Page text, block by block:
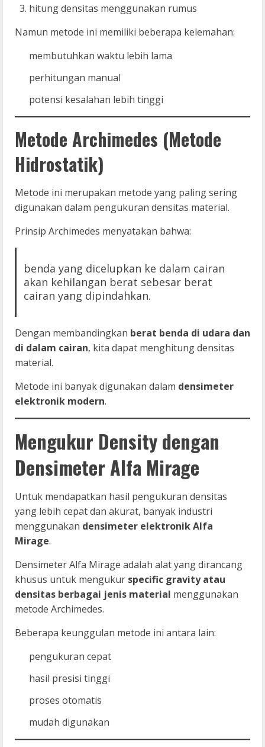
hitung densitas menggunakan rumus
Namun metode ini memiliki beberapa kelemahan:
membutuhkan waktu lebih lama
perhitungan manual
potensi kesalahan lebih tinggi
Metode Archimedes (Metode
Hidrostatik)
Metode ini merupakan metode yang paling sering
digunakan dalam pengukuran densitas material.
Prinsip Archimedes menyatakan bahwa:
benda yang dicelupkan ke dalam cairan
akan kehilangan berat sebesar berat
cairan yang dipindahkan.
Dengan membandingkan berat benda di udara dan
di dalam cairan, kita dapat menghitung densitas
material.
Metode ini banyak digunakan dalam densimeter
elektronik modern.
Mengukur Density dengan
Densimeter Alfa Mirage
Untuk mendapatkan hasil pengukuran densitas
yang lebih cepat dan akurat, banyak industri
menggunakan densimeter elektronik Alfa
Mirage.
Densimeter Alfa Mirage adalah alat yang dirancang
khusus untuk mengukur specific gravity atau
densitas berbagai jenis material menggunakan
metode Archimedes.
Beberapa keunggulan metode ini antara lain:
pengukuran cepat
hasil presisi tinggi
proses otomatis
mudah digunakan